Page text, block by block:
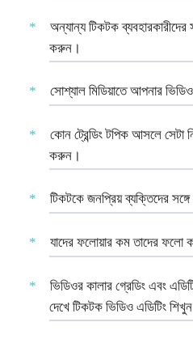
অন্যান্য টিকটক
করুন।
সোশ্যাল মিডিয়াতে আপনার
কোন ট্রেন্ডিং টপিক আসলে সেটা
করুন।
টিকটকে জনপ্রিয় ব্যক্তিদের
যাদের ফলোয়ার কম তাদের ফলো
ভিডিওর কালার গ্রেডিং এবং
দেখে টিকটক ভিডিও এডিটিং